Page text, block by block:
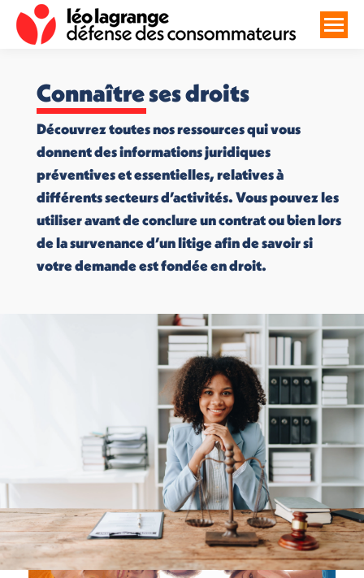
Connaître ses droits
Découvrez toutes nos ressources qui vous
donnent des informations juridiques
préventives et essentielles, relatives à
différents secteurs d’activités. Vous pouvez les
utiliser avant de conclure un contrat ou bien lors
de la survenance d’un litige afin de savoir si
votre demande est fondée en droit.